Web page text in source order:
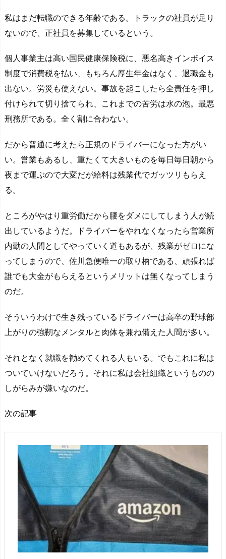
私はまだ転職のできる年齢である。トラックの社員が足り
ないので、正社員を募集しているという。
個人事業主は高い国民健康保険税に、悪名高きインボイス
制度で消費税を払い、もちろん厚生年金はなく、退職金も
出ない。労災も使えない。事故を起こしたら全責任を押し
付けられて切り捨てられ、これまでの苦労は水の泡。最悪
刑務所である。全く割に合わない。
だから普通に考えたら正規のドライバーになった方がい
い。営業もあるし、重たくて大きいものを毎日毎日朝から
夜まで運ぶので大変だが給料は残業代でガッツリもらえ
る。
ところがやはり重労働だから腰をダメにしてしまう人が続
出しているようだ。ドライバーをやれなくなったら営業所
内勤の人間としてやっていく道もあるが、残業がゼロにな
ってしまうので、佐川急便唯一の取り柄である、頑張れば
誰でも大金がもらえるというメリットは無くなってしまう
のだ。
そういうわけで生き残っているドライバーは高卒の野球部
上がりの強靭なメンタルと肉体を兼ね備えた人間が多い。
それとなく就職を勧めてくれる人もいる。でもこれに私は
ついていけないだろう。それに私は会社組織というものの
しがらみが嫌いなのだ。
次の記事